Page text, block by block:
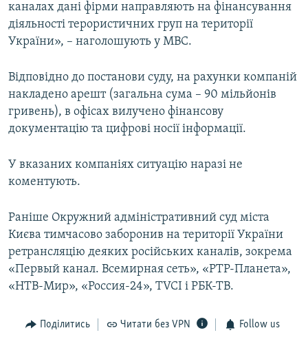
каналах дані фірми направляють на фінансування
діяльності терористичних груп на території
України», – наголошують у МВС.
Відповідно до постанови суду, на рахунки компаній
накладено арешт (загальна сума – 90 мільйонів
гривень), в офісах вилучено фінансову
документацію та цифрові носії інформації.
У вказаних компаніях ситуацію наразі не
коментують.
Раніше Окружний адміністративний суд міста
Києва тимчасово заборонив на території України
ретрансляцію деяких російських каналів, зокрема
«Первый канал. Всемирная сеть», «РТР-Планета»,
«НТВ-Мир», «Россия-24», TVCI і РБК-ТВ.
Поділитись Читати без VPN Follow us